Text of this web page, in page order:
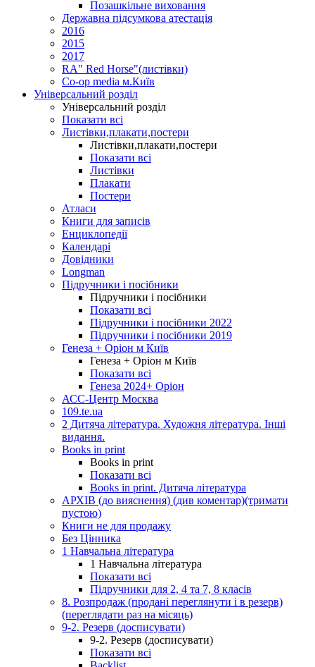
Позашкільне виховання
Державна підсумкова атестація
2016
2015
2017
RA" Red Horse"(листівки)
Co-op media м.Київ
Універсальний розділ
Універсальний розділ
Показати всі
Листівки,плакати,постери
Листівки,плакати,постери
Показати всі
Листівки
Плакати
Постери
Атласи
Книги для записів
Енциклопедії
Календарі
Довідники
Longman
Підручники і посібники
Підручники і посібники
Показати всі
Підручники і посібники 2022
Підручники і посібники 2019
Генеза + Оріон м Київ
Генеза + Оріон м Київ
Показати всі
Генеза 2024+ Оріон
АСС-Центр Москва
109.te.ua
2 Дитяча література. Художня література. Інші
видання.
Books in print
Books in print
Показати всі
Books in print. Дитяча література
АРХІВ (до вияснення) (див коментар)(тримати
пустою)
Книги не для продажу
Без Цінника
1 Навчальна література
1 Навчальна література
Показати всі
Підручники для 2, 4 та 7, 8 класів
8. Розпродаж (продані переглянути і в резерв)
(переглядати раз на місяць)
9-2. Резерв (досписувати)
9-2. Резерв (досписувати)
Показати всі